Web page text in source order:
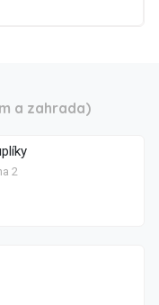
a zahrada)
2